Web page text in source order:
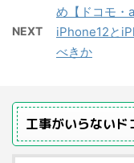
め【ドコモ・
NEXT
iPhone12と
べきか
工事がいらないド